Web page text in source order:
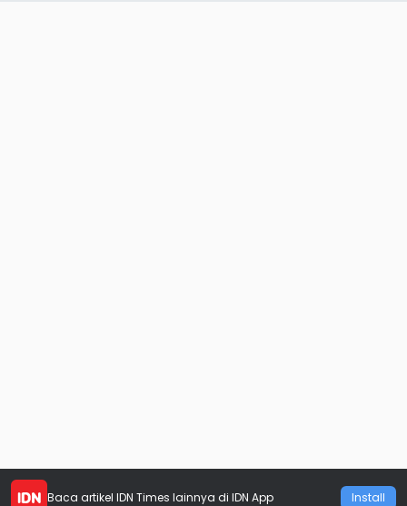
Baca artikel IDN Times lainnya di IDN App Install